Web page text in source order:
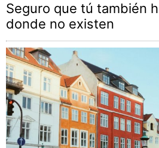
Seguro que tú también
donde no existen